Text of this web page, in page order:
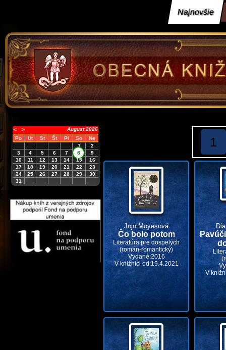
Najnovšie
< >
August 2026
Po
Ut St Št Pi So
Ne
1
2
3
4 5 6 7 8
9
10
11 12 13 14 15
16
17
18 19 20 21 22
23
24
25 26 27 28 29
30
31
1
Jojo Moyesová
Čo bolo potom
Literatúra pre dospelých
(román-romantický)
Vydané:2016
V knižnici od:19.4.2021
V